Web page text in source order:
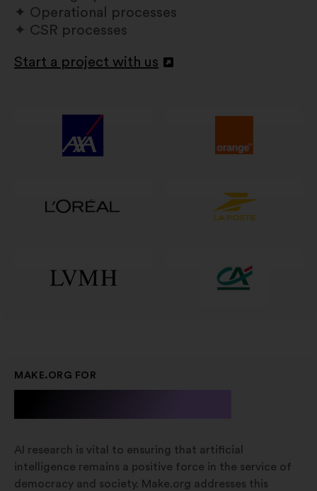
Operational processes
CSR processes
Start a project with us
Atvērt
MAKE.ORG FOR
AI research is vital to ensuring that artificial
intelligence remains a positive force in the service of
democracy and society. Make.org addresses this